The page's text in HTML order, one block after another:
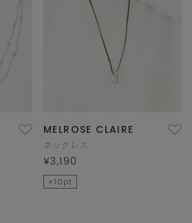
MELROSE CLAIRE
ネックレス
¥3,190
×10pt